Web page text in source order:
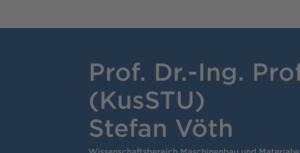
Prof. Dr.-Ing.
(KusSTU)
Stefan Vöth
Wissenschaftsbereich Maschinenbau und